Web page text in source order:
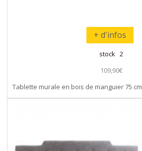
+ d'infos
stock 2
109,90€
Tablette murale en bois de manguier 75 cm